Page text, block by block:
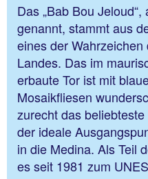
Das „Bab Bou
genannt, stammt aus
eines der
Landes. Das im
erbaute Tor ist mit
Mosaikfliesen
zurecht das
der ideale
in die Medina. Als Teil
es seit 1981 zum